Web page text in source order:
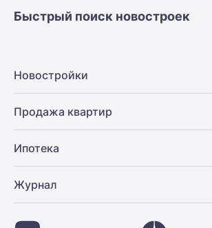
Быстрый поиск новостроек
Новостройки
Продажа квартир
Ипотека
Журнал